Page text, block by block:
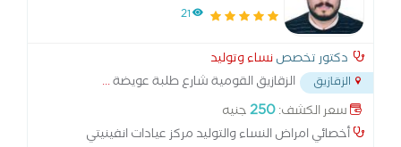
21
دكتور تخصصنساء وتوليد
الزقازيق الزقازيق القومية شارع طلبة عويضة...
سعر الكشف:250جنيه
أخصائي امراض النساء والتوليد مركز عيادات انفينيتي